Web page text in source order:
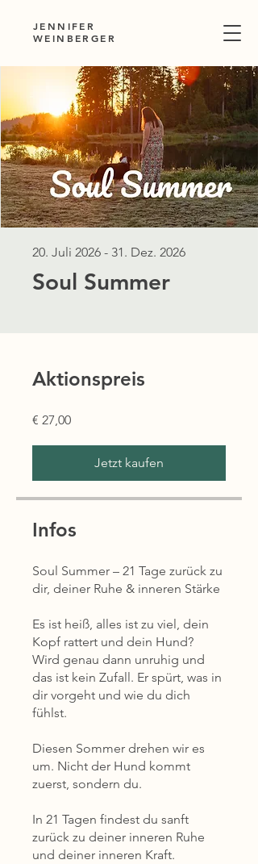
JENNIFER
WEINBERGER
Soul Summer
20. Juli 2026 - 31. Dez. 2026
Aktionspreis
€ 27,00
Jetzt kaufen
Infos
Soul Summer – 21 Tage zurück zu
dir, deiner Ruhe & inneren Stärke
Es ist heiß, alles ist zu viel, dein
Kopf rattert und dein Hund?
Wird genau dann unruhig und
das ist kein Zufall. Er spürt, was in
dir vorgeht und wie du dich
fühlst.
Diesen Sommer drehen wir es
um. Nicht der Hund kommt
zuerst, sondern du.
In 21 Tagen findest du sanft
zurück zu deiner inneren Ruhe
und deiner inneren Kraft.